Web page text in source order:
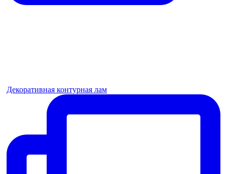
Декоративная контурная лам